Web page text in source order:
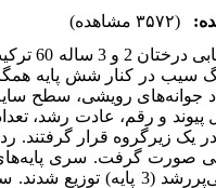
(۳۵۷۲ مشاهده)
2 و 3 ساله 60 ترکیب پیوندی رقم‌های رد
سیب در کنار شش پایه
جوانه‌های رویشی، سطح
و رقم، عادت رشد، تعداد و
در یک زیرگروه قرار گرفتند.
خیلی‌‌پررشد (3 پایه)